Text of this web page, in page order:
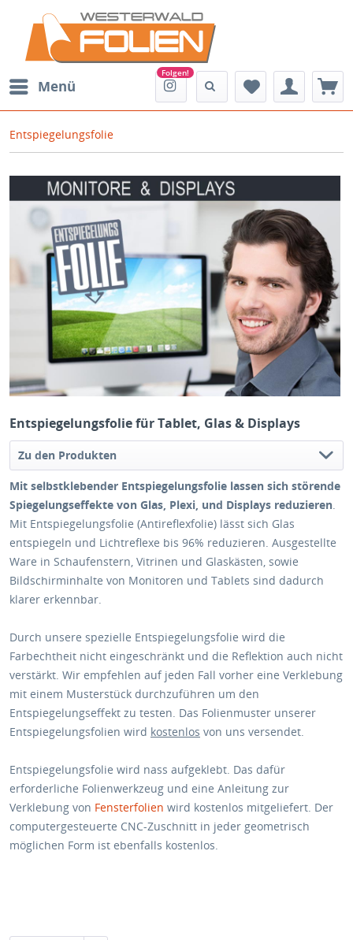
Menü
Entspiegelungsfolie
Entspiegelungsfolie für Tablet, Glas & Displays
Zu den Produkten
Mit selbstklebender Entspiegelungsfolie lassen sich störende
Spiegelungseffekte von Glas, Plexi, und Displays reduzieren.
Mit Entspiegelungsfolie (Antireflexfolie) lässt sich Glas
entspiegeln und Lichtreflexe bis 96% reduzieren. Ausgestellte
Ware in Schaufenstern, Vitrinen und Glaskästen, sowie
Bildschirminhalte von Monitoren und Tablets sind dadurch
klarer erkennbar.
Durch unsere spezielle Entspiegelungsfolie wird die
Farbechtheit nicht eingeschränkt und die Reflektion auch nicht
verstärkt. Wir empfehlen auf jeden Fall vorher eine Verklebung
mit einem Musterstück durchzuführen um den
Entspiegelungseffekt zu testen. Das Folienmuster unserer
Entspiegelungsfolien wird kostenlos von uns versendet.
Entspiegelungsfolie wird nass aufgeklebt. Das dafür
erforderliche Folienwerkzeug und eine Anleitung zur
Verklebung von Fensterfolien wird kostenlos mitgeliefert. Der
computergesteuerte CNC-Zuschnitt in jeder geometrisch
möglichen Form ist ebenfalls kostenlos.